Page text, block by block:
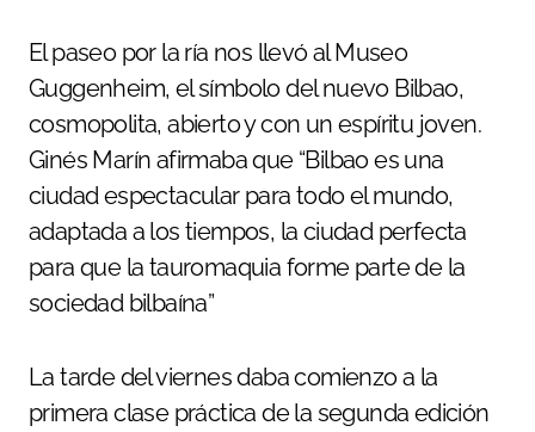
El paseo por la ría nos llevó al Museo
Guggenheim, el símbolo del nuevo Bilbao,
cosmopolita, abierto y con un espíritu joven.
Ginés Marín afirmaba que “Bilbao es una
ciudad espectacular para todo el mundo,
adaptada a los tiempos, la ciudad perfecta
para que la tauromaquia forme parte de la
sociedad bilbaína”
La tarde del viernes daba comienzo a la
primera clase práctica de la segunda edición